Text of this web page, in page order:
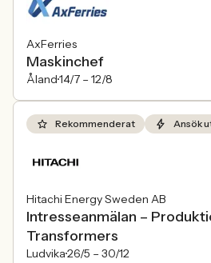
AxFerries
Maskinchef
Åland14/7 – 12/8
Rekommenderat Ansök
Hitachi Energy Sweden AB
Intresseanmälan –
Transformers
Ludvika26/5 – 30/12